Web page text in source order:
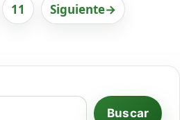
Página
11 Siguiente→
Buscar